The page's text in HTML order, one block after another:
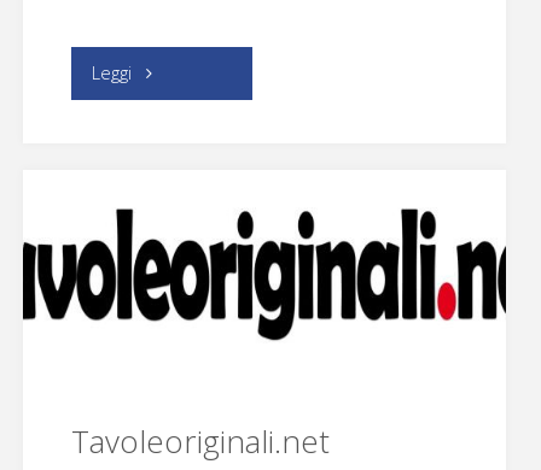
Leggi "Forum
Tavoleoriginali.net